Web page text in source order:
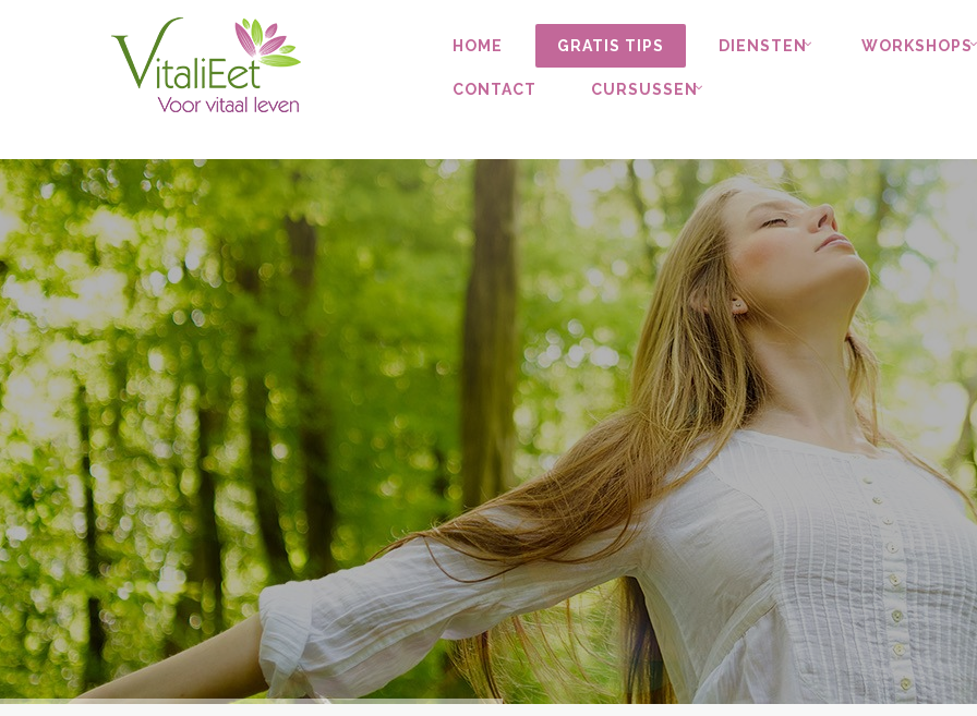
HOME
GRATIS TIPS DIENSTEN WORKSHOPS
CONTACT CURSUSSEN